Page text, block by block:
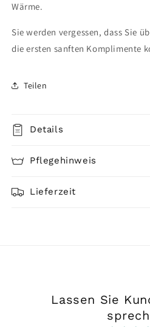
Wärme.
Sie werden vergessen, dass Sie
die ersten sanften Komplimente
Teilen
Details
Pflegehinweis
Lieferzeit
Lassen Sie